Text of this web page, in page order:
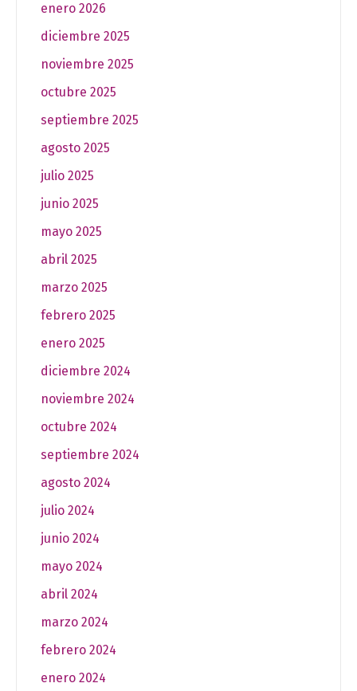
enero 2026
diciembre 2025
noviembre 2025
octubre 2025
septiembre 2025
agosto 2025
julio 2025
junio 2025
mayo 2025
abril 2025
marzo 2025
febrero 2025
enero 2025
diciembre 2024
noviembre 2024
octubre 2024
septiembre 2024
agosto 2024
julio 2024
junio 2024
mayo 2024
abril 2024
marzo 2024
febrero 2024
enero 2024